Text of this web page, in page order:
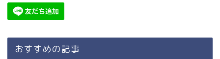
おすすめの記事